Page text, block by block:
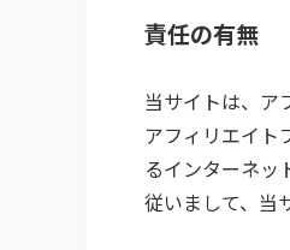
責任の有無
当サイトは、ア
アフィリエイト
るインターネッ
従いまして、当